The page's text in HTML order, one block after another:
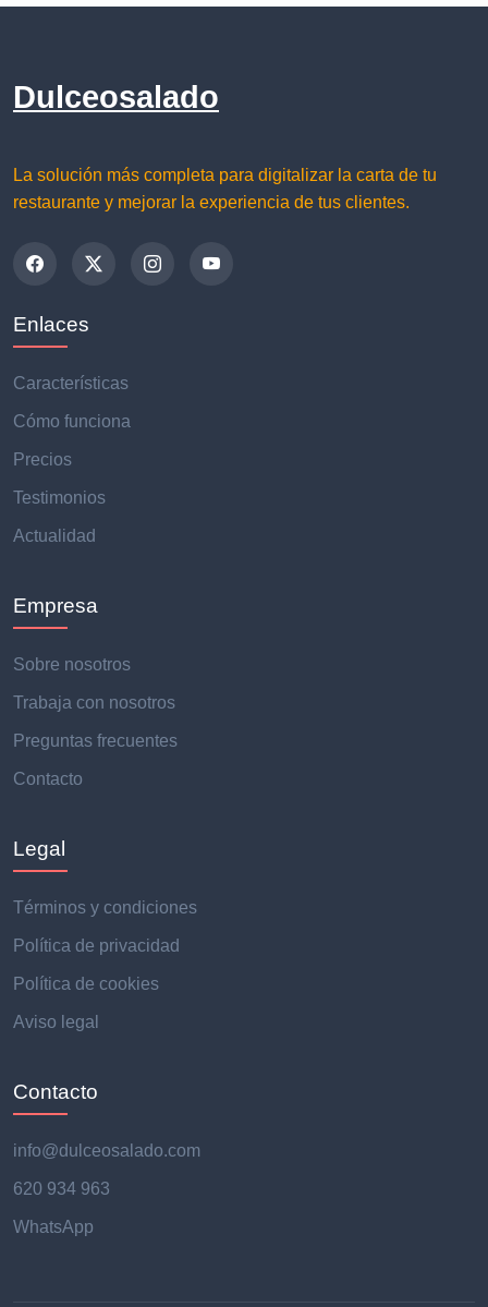
Dulceosalado
La solución más completa para digitalizar la carta de tu
restaurante y mejorar la experiencia de tus clientes.
Enlaces
Características
Cómo funciona
Precios
Testimonios
Actualidad
Empresa
Sobre nosotros
Trabaja con nosotros
Preguntas frecuentes
Contacto
Legal
Términos y condiciones
Política de privacidad
Política de cookies
Aviso legal
Contacto
info@dulceosalado.com
620 934 963
WhatsApp